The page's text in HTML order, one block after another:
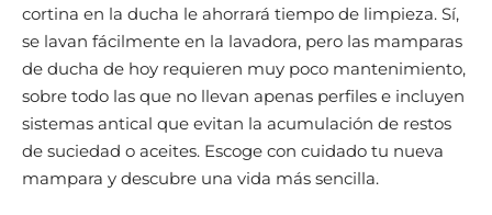
cortina en la ducha le ahorrará tiempo de limpieza. Sí,
se lavan fácilmente en la lavadora, pero las mamparas
de ducha de hoy requieren muy poco mantenimiento,
sobre todo las que no llevan apenas perfiles e incluyen
sistemas antical que evitan la acumulación de restos
de suciedad o aceites. Escoge con cuidado tu nueva
mampara y descubre una vida más sencilla.